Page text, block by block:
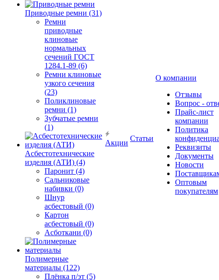
Приводные ремни (31)
Ремни
приводные
клиновые
нормальных
сечений ГОСТ
1284.1-89 (6)
Ремни клиновые
узкого сечения
(23)
Поликлиновые
ремни (1)
Зубчатые ремни
(1)
Асбестотехнические
изделия (АТИ) (4)
Паронит (4)
Сальниковые
набивки (0)
Шнур
асбестовый (0)
Картон
асбестовый (0)
Асботкани (0)
Полимерные
материалы (122)
Плёнка п/эт (5)
Акции
Статьи
О компании
Отзывы
Вопрос -
Прайс-лист
компании
Политика
Реквизиты
Документы
Новости
Оптовым
покупателям